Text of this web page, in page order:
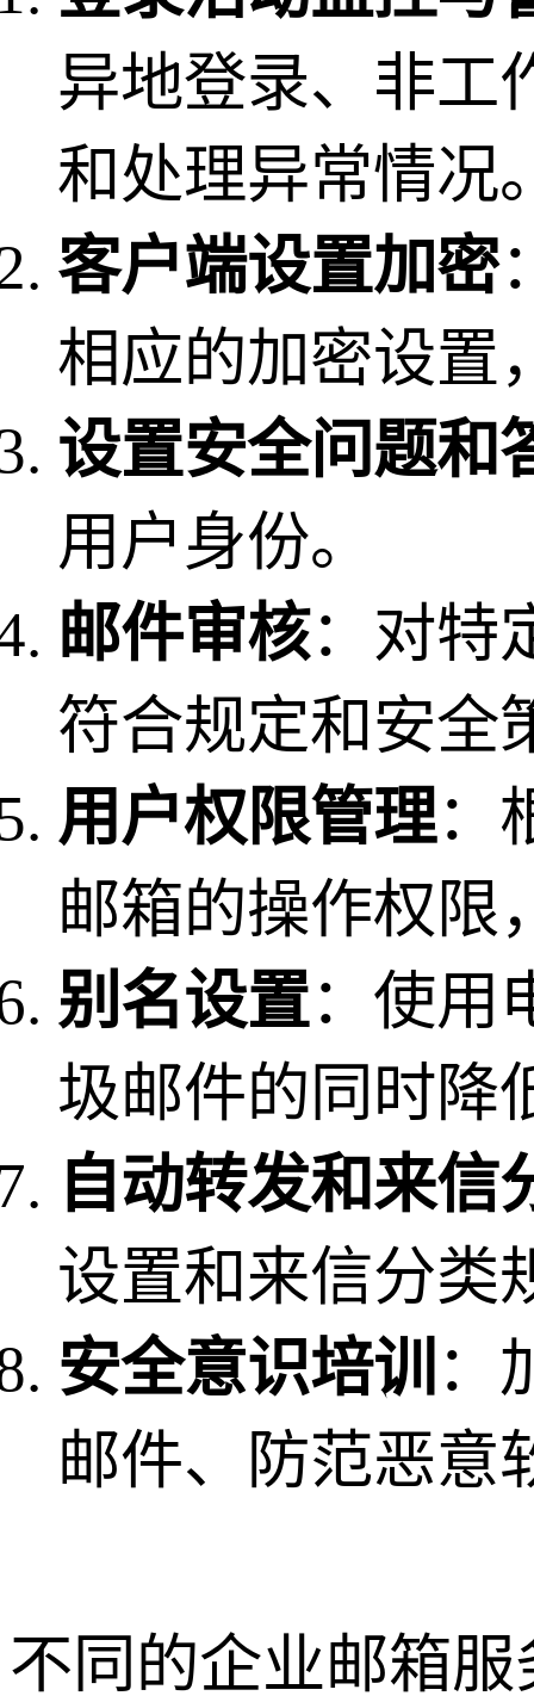
异地登录、非工
和处理异常情况
客户端设置加密
相应的加密设置
设置安全问题和
用户身份。
邮件审核：对特
符合规定和安全
用户权限管理：
邮箱的操作权限
别名设置：使用
圾邮件的同时降
自动转发和来信
设置和来信分类
安全意识培训 ：
邮件、防范恶意
不同的企业邮箱